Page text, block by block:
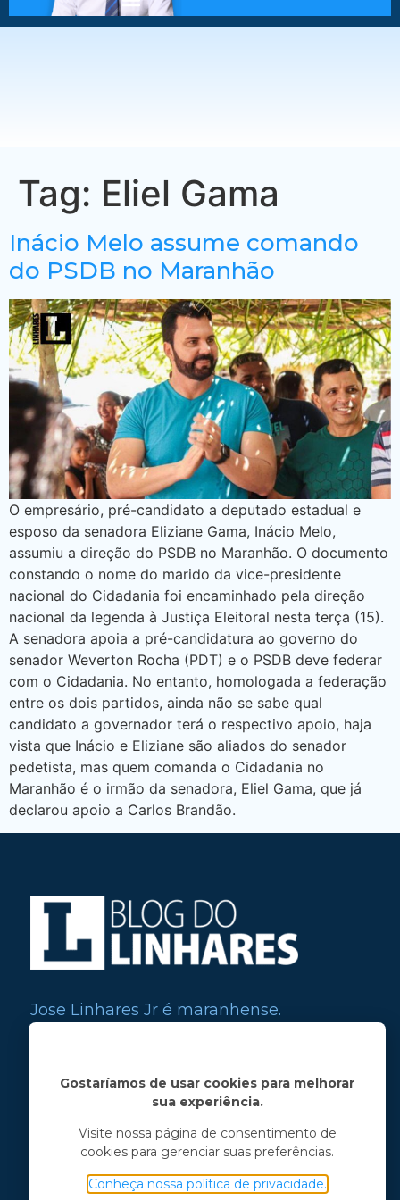
Tag: Eliel Gama
Inácio Melo assume comando
do PSDB no Maranhão
O empresário, pré-candidato a deputado estadual e
esposo da senadora Eliziane Gama, Inácio Melo,
assumiu a direção do PSDB no Maranhão. O documento
constando o nome do marido da vice-presidente
nacional do Cidadania foi encaminhado pela direção
nacional da legenda à Justiça Eleitoral nesta terça (15).
A senadora apoia a pré-candidatura ao governo do
senador Weverton Rocha (PDT) e o PSDB deve federar
com o Cidadania. No entanto, homologada a federação
entre os dois partidos, ainda não se sabe qual
candidato a governador terá o respectivo apoio, haja
vista que Inácio e Eliziane são aliados do senador
pedetista, mas quem comanda o Cidadania no
Maranhão é o irmão da senadora, Eliel Gama, que já
declarou apoio a Carlos Brandão.
Jose Linhares Jr é maranhense.
e marketing político.
Menu principal
Notícias
Opinião
Gostaríamos de usar cookies para melhorar
sua experiência.
Visite nossa página de consentimento de
cookies para gerenciar suas preferências.
Conheça nossa política de privacidade.